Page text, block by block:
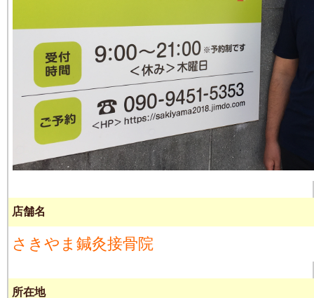
店舗名
さきやま鍼灸接骨院
所在地